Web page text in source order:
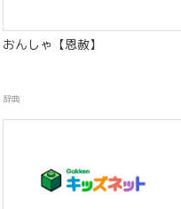
おんしゃ【恩赦】
辞典